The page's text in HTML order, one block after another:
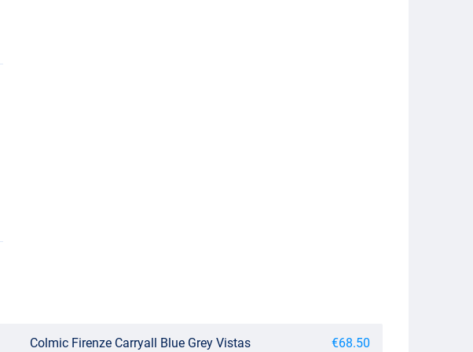
Colmic Firenze Carryall Blue Grey Vistas €68.50